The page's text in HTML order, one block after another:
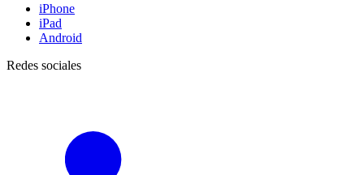
iPhone
iPad
Android
Redes sociales